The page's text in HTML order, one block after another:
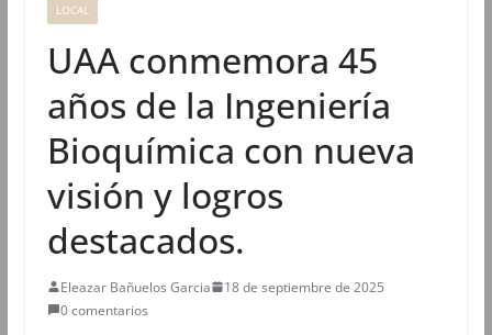
LOCAL
UAA conmemora 45
años de la Ingeniería
Bioquímica con nueva
visión y logros
destacados.
Eleazar Bañuelos Garcia
18 de septiembre de 2025
0 comentarios